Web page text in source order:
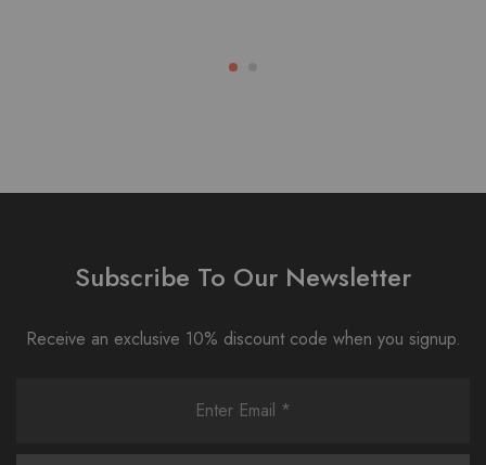
Subscribe To Our Newsletter
Receive an exclusive 10% discount code when you signup.